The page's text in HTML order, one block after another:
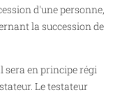
d'une personne,
la succession de
sera en principe régi
Le testateur